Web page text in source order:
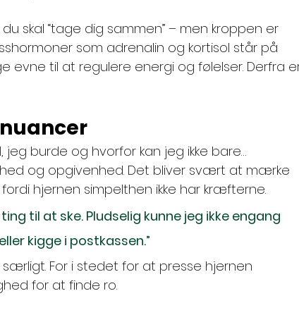
skal “tage dig sammen” – men kroppen er
som adrenalin og kortisol står på
evne til at regulere energi og følelser. Derfra
jeg burde og hvorfor kan jeg ikke bare…
og opgivenhed. Det bliver svært at mærke
hjernen simpelthen ikke har kræfterne.
til at ske. Pludselig kunne jeg ikke engang
kigge i postkassen.”
For i stedet for at presse hjernen
for at finde ro.